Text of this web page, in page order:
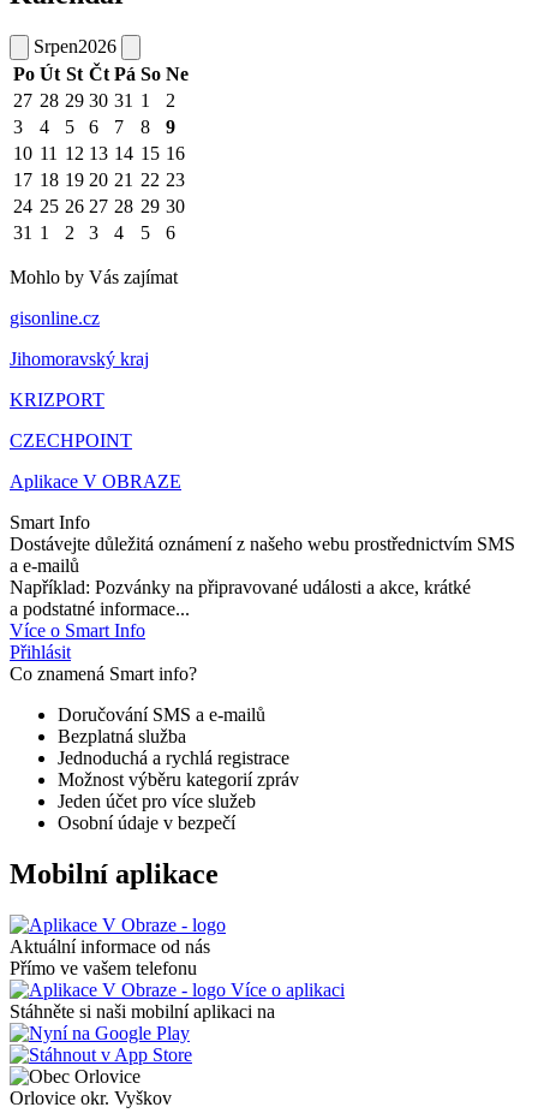
Srpen2026
Po Út St Čt Pá So Ne
27 28 29 30 31 1
2
3
4 5 6 7 8
9
10 11 12 13 14 15 16
17 18 19 20 21 22 23
24 25 26 27 28 29 30
31 1 2 3 4 5 6
Mohlo by Vás zajímat
gisonline.cz
Jihomoravský kraj
KRIZPORT
CZECHPOINT
Aplikace V OBRAZE
Smart Info
Dostávejte důležitá oznámení z našeho webu prostřednictvím SMS
a e-mailů
Například: Pozvánky na připravované události a akce, krátké
a podstatné informace...
Více o Smart Info
Přihlásit
Co znamená Smart info?
Doručování SMS a e-mailů
Bezplatná služba
Jednoduchá a rychlá registrace
Možnost výběru kategorií zpráv
Jeden účet pro více služeb
Osobní údaje v bezpečí
Mobilní aplikace
Aktuální informace od nás
Přímo ve vašem telefonu
Více o aplikaci
Stáhněte si naši mobilní aplikaci na
Orlovice okr. Vyškov